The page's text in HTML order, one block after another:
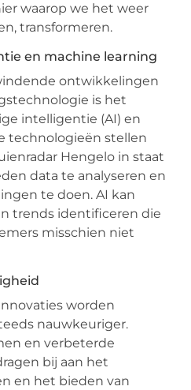
waarop we het weer
transformeren.
en machine learning
ontwikkelingen
is het
intelligentie (AI) en
technologieën stellen
Hengelo in staat
data te analyseren en
te doen. AI kan
trends identificeren die
misschien niet
worden
nauwkeuriger.
en verbeterde
bij aan het
en het bieden van